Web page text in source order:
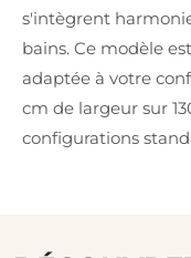
s'intègrent
bains. Ce modèle est
adaptée à votre
cm de largeur sur
configurations